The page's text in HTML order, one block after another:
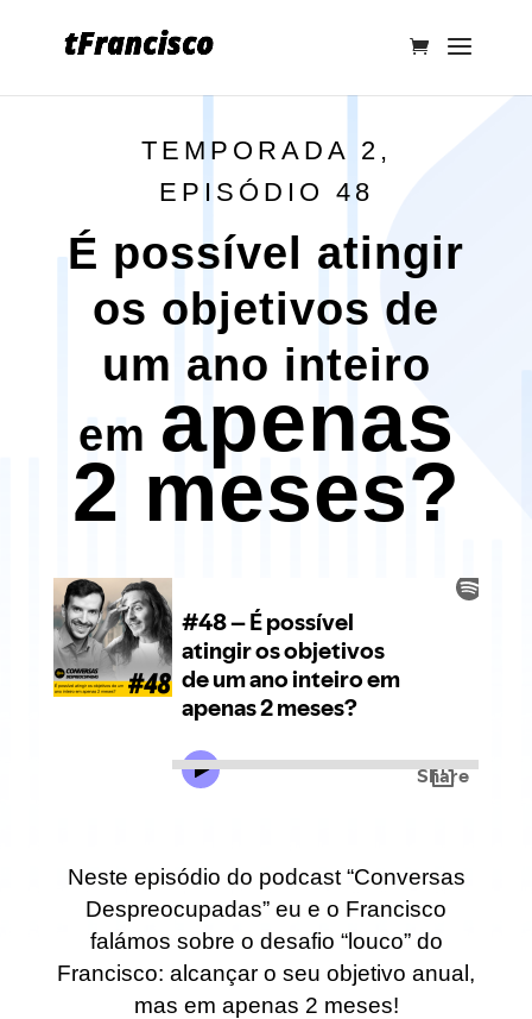
TEMPORADA 2,
EPISÓDIO 48
É possível atingir
os objetivos de
um ano inteiro
em apenas
2 meses?
Neste episódio do podcast “Conversas
Despreocupadas” eu e o Francisco
falámos sobre o desafio “louco” do
Francisco: alcançar o seu objetivo anual,
mas em apenas 2 meses!